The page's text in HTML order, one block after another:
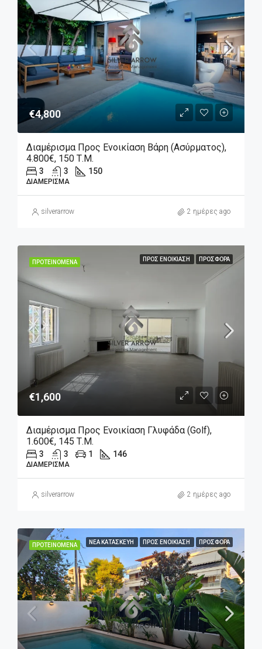
€4,800
Διαμέρισμα Προς Ενοικίαση Βάρη (Ασύρματος),
4.800€, 150 Τ.μ.
3 3 150
ΔΙΑΜΈΡΙΣΜΑ
silverarrow 2 ημέρες ago
ΠΡΟΤΕΙΝΌΜΕΝΑ ΠΡΟΣ ΕΝΟΙΚΊΑΣΗ ΠΡΟΣΦΟΡΆ
€1,600
Διαμέρισμα Προς Ενοικίαση Γλυφάδα (Golf),
1.600€, 145 Τ.μ.
3 3 1 146
ΔΙΑΜΈΡΙΣΜΑ
silverarrow 2 ημέρες ago
ΠΡΟΤΕΙΝΌΜΕΝΑ ΝΈΑ ΚΑΤΑΣΚΕΥΉ ΠΡΟΣ ΕΝΟΙΚΊΑΣΗ ΠΡΟΣΦΟΡΆ